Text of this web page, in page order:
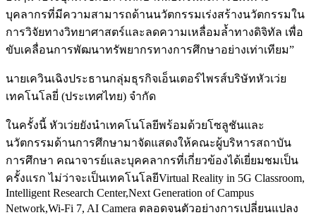
บุคลากรที่มีความสามารถด้านนวัตกรรมเร่งสร้างนวัตกรรมใน
การวิจัยทางวิทยาศาสตร์และลดความเหลื่อมล้ำทางดิจิทัล เพื่อ
ขับเคลื่อนการพัฒนาทรัพยากรทางการศึกษาอย่างเท่าเทียม”
นายเควินเฉิงประธานกลุ่มธุรกิจเอ็นเตอร์ไพรส์บริษัทหัวเว่ย
เทคโนโลยี่ (ประเทศไทย) จำกัด
ในครั้งนี้ หัวเว่ยยังนำเทคโนโลยีพร้อมด้วยโซลูชันและ
นวัตกรรมด้านการศึกษามาจัดแสดงให้คณะผู้บริหารสถาบัน
การศึกษา คณาจารย์และบุคคลากรที่เกี่ยวข้องได้เยี่ยมชมเป็น
ครั้งแรก ไม่ว่าจะเป็นเทคโนโลยีVirtual Reality in 5G Classroom,
Intelligent Research Center,Next Generation of Campus
Network,Wi-Fi 7, AI Camera ตลอดจนตัวอย่างการเปลี่ยนแปลง